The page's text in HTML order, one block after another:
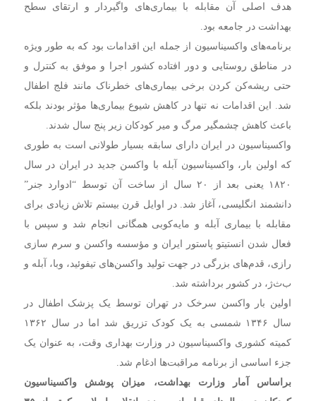
هدف اصلی آن مقابله با بیماری‌های واگیردار و ارتقای سطح
بهداشت در جامعه بود.
برنامه‌های واکسیناسیون از جمله این اقدامات بود که به طور ویژه
در مناطق روستایی و دور افتاده کشور اجرا و موفق به کنترل و
حتی ریشه‌کن کردن برخی بیماری‌های خطرناک مانند فلج اطفال
شد. این اقدامات نه تنها در کاهش شیوع بیماری‌ها مؤثر بودند بلکه
باعث کاهش چشمگیر مرگ و میر کودکان زیر پنج سال شدند.
واکسیناسیون در ایران دارای سابقه بسیار طولانی است به طوری
که اولین بار، واکسیناسیون آبله با واکسن جدید در ایران در سال
۱۸۲۰ یعنی بعد از ۲۰ سال از ساخت آن توسط “ادوارد جنر”
دانشمند انگلیسی، آغاز شد. در اوایل قرن بیستم تلاش زیادی برای
مقابله با بیماری آبله و مایه‌کوبی همگانی انجام شد و سپس با
فعال شدن انستیتو پاستور ایران و مؤسسه واکسن و سرم سازی
رازی، قدم‌های بزرگی در جهت تولید واکسن‌های تیفوئید، وبا، آبله و
ب‌ث‌ژ، در کشور برداشته شد.
اولین بار واکسن سرخک در تهران توسط یک پزشک اطفال در
سال ۱۳۴۶ شمسی به یک کودک تزریق شد اما در سال ۱۳۶۲
کمیته کشوری واکسیناسیون در وزارت بهداری وقت، به عنوان یک
جزء اساسی از برنامه مراقبت‌ها ادغام شد.
براساس آمار وزارت بهداشت، میزان پوشش واکسیناسیون